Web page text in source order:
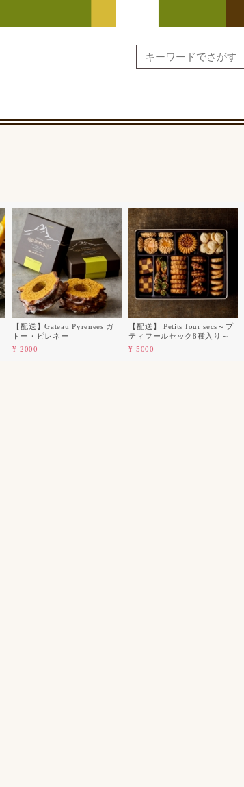
【配送】Gateau Pyrenees ガ
トー・ピレネー
¥ 2000
【配送】 Petits four secs～プ
ティフールセック8種入り～
¥ 5000